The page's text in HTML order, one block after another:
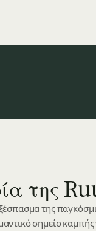
της
της
σημείο καμπής